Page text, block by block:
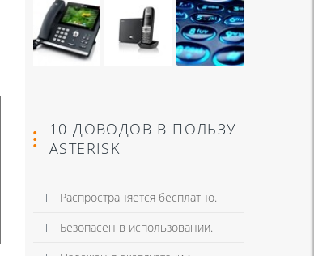
10 ДОВОДОВ В ПОЛЬЗУ
ASTERISK
Распространяется бесплатно.
Безопасен в использовании.